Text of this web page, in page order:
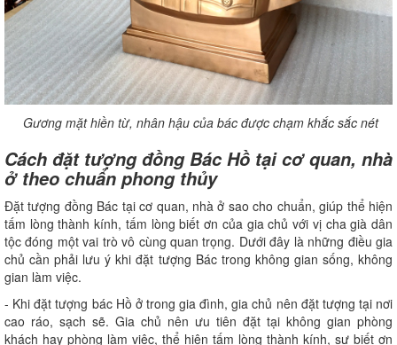
Gương mặt hiền từ, nhân hậu của bác được chạm khắc sắc nét
Cách đặt tượng đồng Bác Hồ tại cơ quan, nhà
ở theo chuẩn phong thủy
Đặt tượng đồng Bác tại cơ quan, nhà ở sao cho chuẩn, giúp thể hiện
tấm lòng thành kính, tấm lòng biết ơn của gia chủ với vị cha già dân
tộc đóng một vai trò vô cùng quan trọng. Dưới đây là những điều gia
chủ cần phải lưu ý khi đặt tượng Bác trong không gian sống, không
gian làm việc.
- Khi đặt tượng bác Hồ ở trong gia đình, gia chủ nên đặt tượng tại nơi
cao ráo, sạch sẽ. Gia chủ nên ưu tiên đặt tại không gian phòng
khách hay phòng làm việc, thể hiện tấm lòng thành kính, sự biết ơn